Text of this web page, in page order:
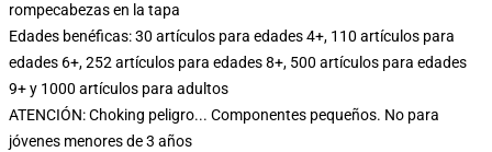
rompecabezas en la tapa
Edades benéficas: 30 artículos para edades 4+, 110 artículos para
edades 6+, 252 artículos para edades 8+, 500 artículos para edades
9+ y 1000 artículos para adultos
ATENCIÓN: Choking peligro... Componentes pequeños. No para
jóvenes menores de 3 años